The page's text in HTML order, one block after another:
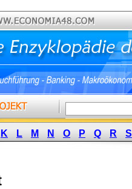
K L M N O P Q R S